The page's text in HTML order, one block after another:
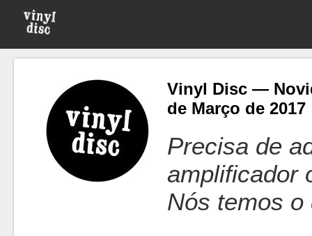
Vinyl Disc —
de Março de 2017
Precisa de
amplificador
Nós temos o